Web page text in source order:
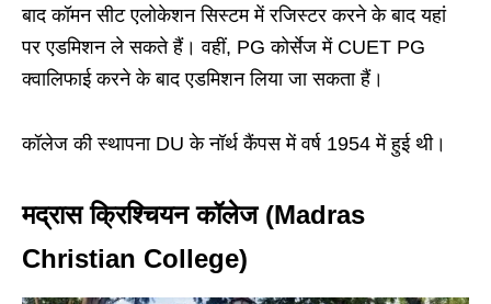
बाद कॉमन सीट एलोकेशन सिस्टम में रजिस्टर करने के बाद यहां
पर एडमिशन ले सकते हैं। वहीं, PG कोर्सेज में CUET PG
क्वालिफाई करने के बाद एडमिशन लिया जा सकता हैं।
कॉलेज की स्थापना DU के नॉर्थ कैंपस में वर्ष 1954 में हुई थी।
मद्रास क्रिश्चियन कॉलेज (Madras
Christian College)